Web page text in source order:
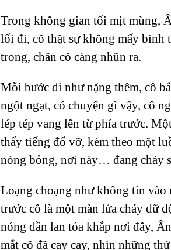
Trong không gian tối mịt mùng,
lối đi, cô thật sự không mấy bình
trong, chân cô càng nhũn ra.
Mỗi bước đi như nặng thêm, cô
ngột ngạt, có chuyện gì vậy, cô
lép tép vang lên từ phía trước.
thấy tiếng đổ vỡ, kèm theo một
nóng bỏng, nơi này… đang cháy
Loạng choạng như không tin vào
trước cô là một màn lửa cháy dữ
nóng dần lan tỏa khắp nơi đây,
mắt cô đã cay cay, nhìn những